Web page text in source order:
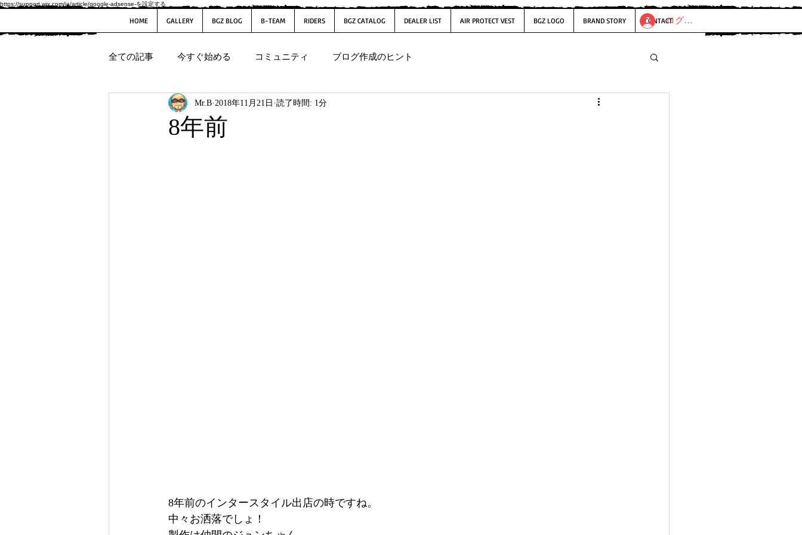
https://support.wix.com/ja/article/google-adsense-を設定する
HOME GALLERY BGZ BLOG B-TEAM RIDERS BGZ CATALOG DEALER LIST AIR PROTECT VEST BGZ LOGO BRAND STORY CONTACTログイン
全ての記事 今すぐ始める コミュニティ ブログ作成のヒント
8年前
Mr.B 2018年11月21日 読了時間: 1分
8年前のインタースタイル出店の時ですね。
中々お洒落でしょ！